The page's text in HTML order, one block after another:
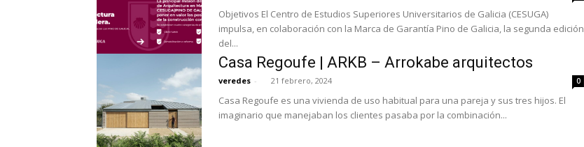
Objetivos El Centro de Estudios Superiores Universitarios de Galicia (CESUGA)
impulsa, en colaboración con la Marca de Garantía Pino de Galicia, la segunda edición
del...
Casa Regoufe | ARKB – Arrokabe arquitectos
veredes - 21 febrero, 2024 0
Casa Regoufe es una vivienda de uso habitual para una pareja y sus tres hijos. El
imaginario que manejaban los clientes pasaba por la combinación...